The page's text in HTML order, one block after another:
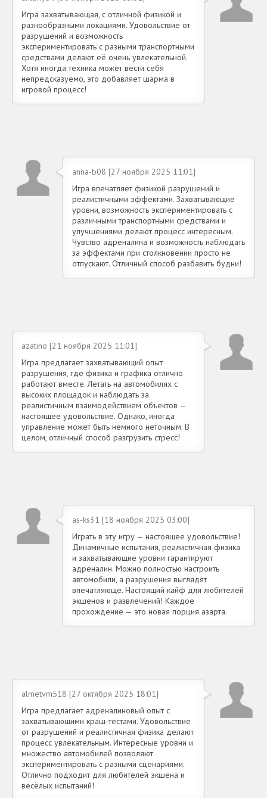
Игра захватывающая, с отличной физикой и
разнообразными локациями. Удовольствие от
разрушений и возможность
экспериментировать с разными транспортными
средствами делают её очень увлекательной.
Хотя иногда техника может вести себя
непредсказуемо, это добавляет шарма в
игровой процесс!
anna-b08 [27 ноября 2025 11:01]
Игра впечатляет физикой разрушений и
реалистичными эффектами. Захватывающие
уровни, возможность экспериментировать с
различными транспортными средствами и
улучшениями делают процесс интересным.
Чувство адреналина и возможность наблюдать
за эффектами при столкновении просто не
отпускают. Отличный способ разбавить будни!
azatino [21 ноября 2025 11:01]
Игра предлагает захватывающий опыт
разрушения, где физика и графика отлично
работают вместе. Летать на автомобилях с
высоких площадок и наблюдать за
реалистичным взаимодействием объектов —
настоящее удовольствие. Однако, иногда
управление может быть немного неточным. В
целом, отличный способ разгрузить стресс!
as-ks31 [18 ноября 2025 03:00]
Играть в эту игру — настоящее удовольствие!
Динамичные испытания, реалистичная физика
и захватывающие уровни гарантируют
адреналин. Можно полностью настроить
автомобили, а разрушения выглядят
впечатляюще. Настоящий кайф для любителей
экшенов и развлечений! Каждое
прохождение — это новая порция азарта.
almetvm518 [27 октября 2025 18:01]
Игра предлагает адреналиновый опыт с
захватывающими краш-тестами. Удовольствие
от разрушений и реалистичная физика делают
процесс увлекательным. Интересные уровни и
множество автомобилей позволяют
экспериментировать с разными сценариями.
Отлично подходит для любителей экшена и
весёлых испытаний!